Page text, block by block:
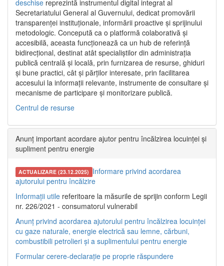
deschise reprezintă instrumentul digital integrat al
Secretariatului General al Guvernului, dedicat promovării
transparenței instituționale, informării proactive și sprijinului
metodologic. Concepută ca o platformă colaborativă și
accesibilă, aceasta funcționează ca un hub de referință
bidirecțional, destinat atât specialiștilor din administrația
publică centrală și locală, prin furnizarea de resurse, ghiduri
și bune practici, cât și părților interesate, prin facilitarea
accesului la informații relevante, instrumente de consultare și
mecanisme de participare și monitorizare publică.
Centrul de resurse
Anunț important acordare ajutor pentru încălzirea locuinței și
supliment pentru energie
ACTUALIZARE (23.12.2025) Informare privind acordarea
ajutorului pentru încălzire
Informații utile referitoare la măsurile de sprijin conform Legii
nr. 226/2021 - consumatorul vulnerabil
Anunț privind acordarea ajutorului pentru încălzirea locuinței
cu gaze naturale, energie electrică sau lemne, cărbuni,
combustibili petrolieri și a suplimentului pentru energie
Formular cerere-declarație pe proprie răspundere